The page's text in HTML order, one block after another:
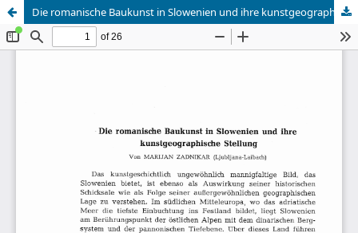
Die romanische Baukunst in Slowenien und ihre kunstgeographische Stellung